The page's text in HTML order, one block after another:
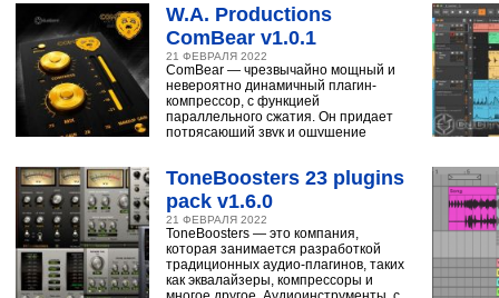
W.A. Productions
ComBear v1.0.1
21 ФЕВРАЛЯ 2022
ComBear — чрезвычайно мощный и
невероятно динамичный плагин-
компрессор, с функцией
параллельного сжатия. Он придает
потрясающий звук и ощущение
ToneBoosters 23 plugins
pack v1.6.0
21 ФЕВРАЛЯ 2022
ToneBoosters — это компания,
которая занимается разработкой
традиционных аудио-плагинов, таких
как эквалайзеры, компрессоры и